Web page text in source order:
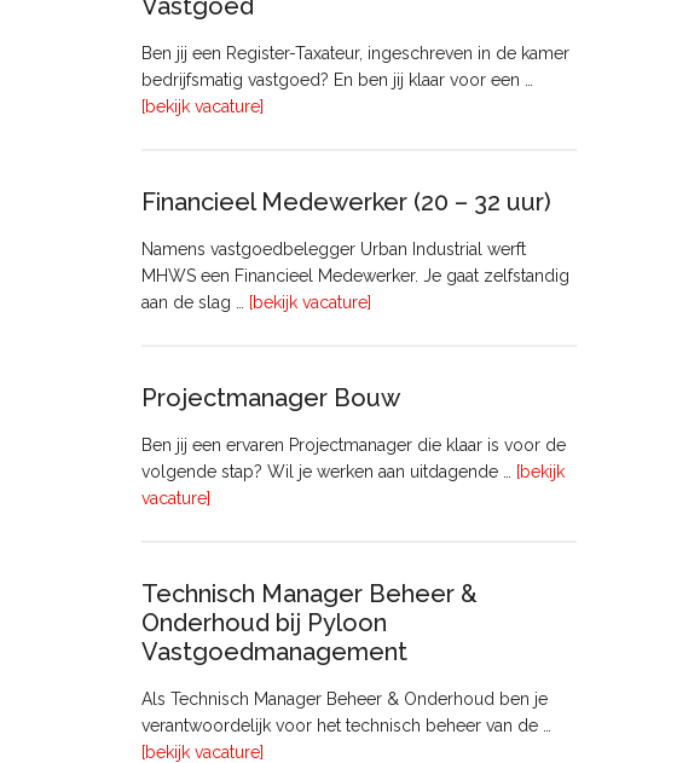
Vastgoed
Ben jij een Register-Taxateur, ingeschreven in de kamer
bedrijfsmatig vastgoed? En ben jij klaar voor een …
[bekijk vacature]
Financieel Medewerker (20 – 32 uur)
Namens vastgoedbelegger Urban Industrial werft
MHWS een Financieel Medewerker. Je gaat zelfstandig
aan de slag …
[bekijk vacature]
32
Projectmanager Bouw
Ben jij een ervaren Projectmanager die klaar is voor de
volgende stap? Wil je werken aan uitdagende …
[bekijk
vacature]
Technisch Manager Beheer &
Onderhoud bij Pyloon
Vastgoedmanagement
Als Technisch Manager Beheer & Onderhoud ben je
verantwoordelijk voor het technisch beheer van de …
[bekijk vacature]